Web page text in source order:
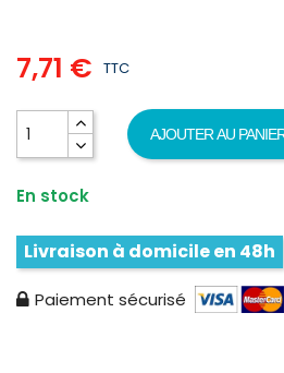
7,71 € TTC
AJOUTER AU
En stock
Livraison à domicile en 48h
Paiement sécurisé